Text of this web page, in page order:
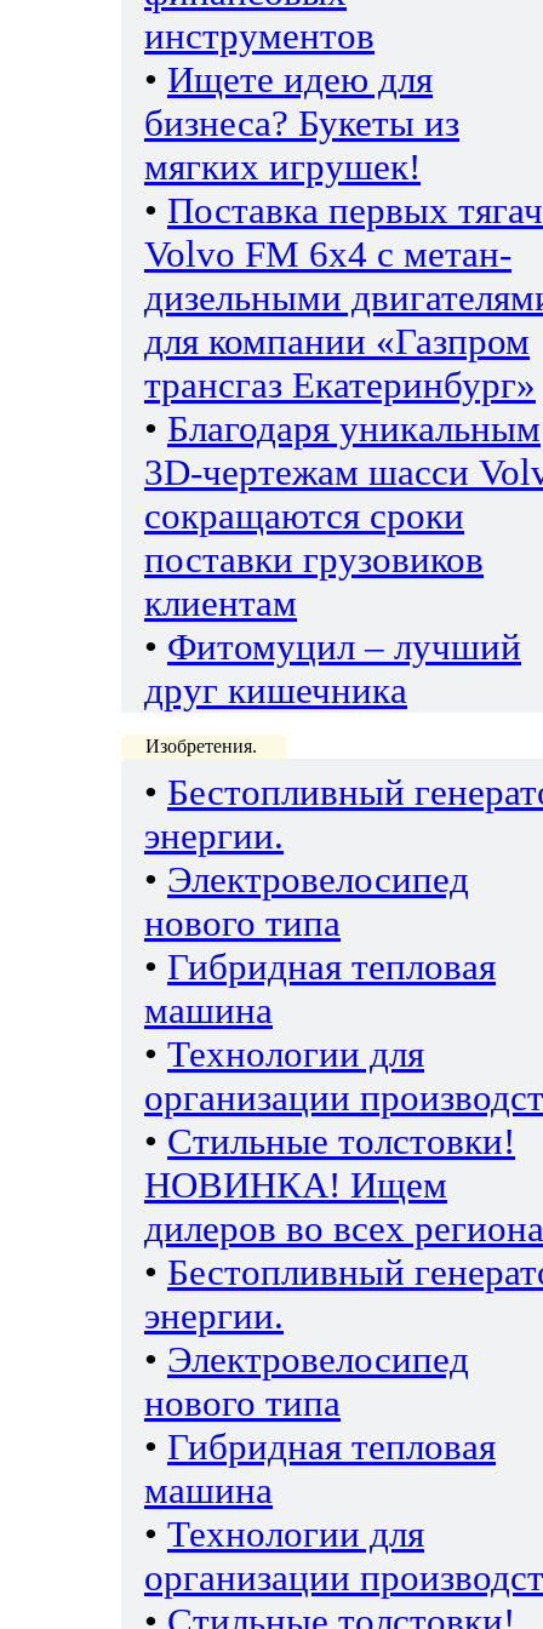
инструментов
• Ищете идею для
бизнеса? Букеты из
мягких игрушек!
• Поставка первых
Volvo FM 6х4 с метан-
дизельными
для компании «Газпром
трансгаз Екатеринбург»
• Благодаря уникальным
3D-чертежам шасси
сокращаются сроки
поставки грузовиков
клиентам
• Фитомуцил – лучший
друг кишечника
Изобретения.
• Бестопливный
энергии.
• Электровелосипед
нового типа
• Гибридная тепловая
машина
• Технологии для
организации
• Стильные толстовки!
НОВИНКА! Ищем
дилеров во всех
• Бестопливный
энергии.
• Электровелосипед
нового типа
• Гибридная тепловая
машина
• Технологии для
организации